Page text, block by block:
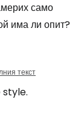
само
има ли опит?
текст
style.